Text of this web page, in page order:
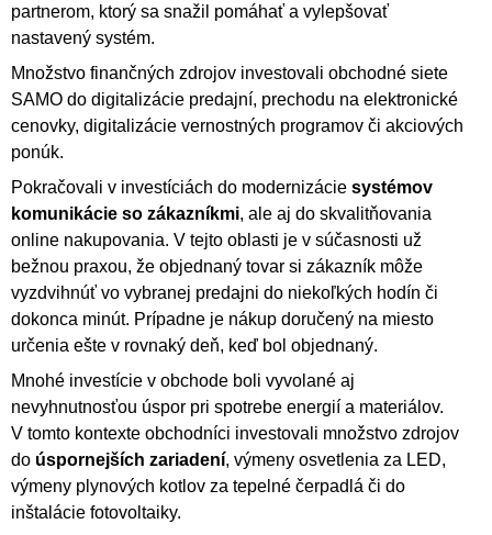
partnerom, ktorý sa snažil pomáhať a vylepšovať
nastavený systém.
Množstvo finančných zdrojov investovali obchodné siete
SAMO do digitalizácie predajní, prechodu na elektronické
cenovky, digitalizácie vernostných programov či akciových
ponúk.
Pokračovali v investíciách do modernizácie systémov
komunikácie so zákazníkmi, ale aj do skvalitňovania
online nakupovania. V tejto oblasti je v súčasnosti už
bežnou praxou, že objednaný tovar si zákazník môže
vyzdvihnúť vo vybranej predajni do niekoľkých hodín či
dokonca minút. Prípadne je nákup doručený na miesto
určenia ešte v rovnaký deň, keď bol objednaný.
Mnohé investície v obchode boli vyvolané aj
nevyhnutnosťou úspor pri spotrebe energií a materiálov.
V tomto kontexte obchodníci investovali množstvo zdrojov
do úspornejších zariadení, výmeny osvetlenia za LED,
výmeny plynových kotlov za tepelné čerpadlá či do
inštalácie fotovoltaiky.